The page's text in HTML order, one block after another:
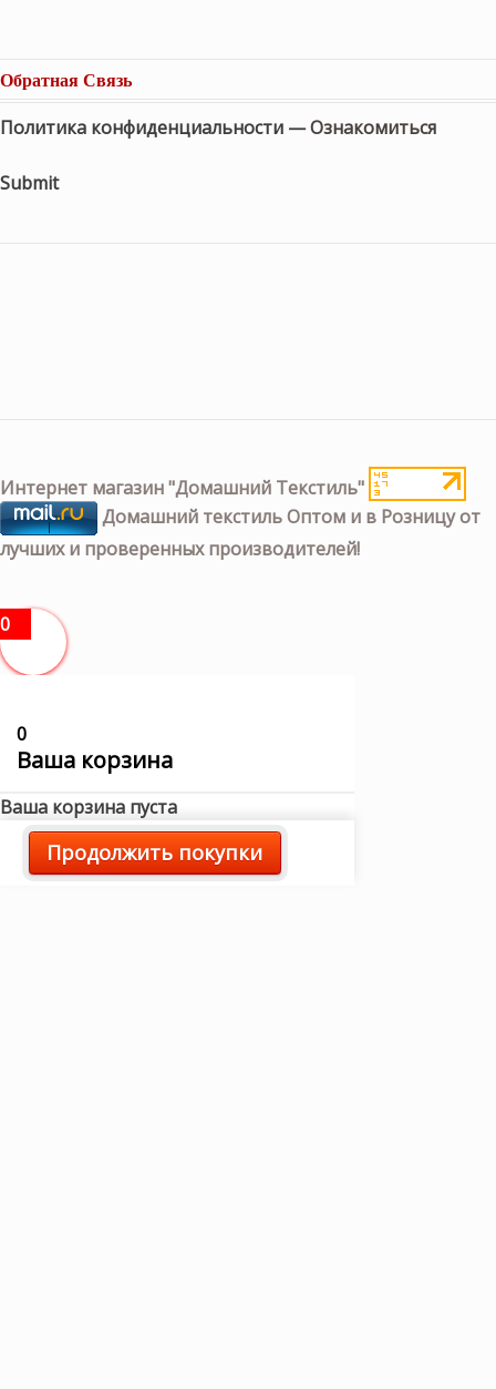
Обратная Связь
Политика конфиденциальности —Ознакомиться
Submit
Интернет магазин "Домашний Текстиль"
Домашний текстиль Оптом и в Розницу от
лучших и проверенных производителей!
0
0
Ваша корзина
Ваша корзина пуста
Продолжить покупки